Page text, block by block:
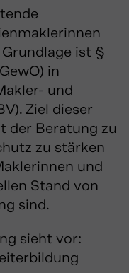
ist §
in
und
Ziel dieser
der Beratung zu
zu stärken
und
Stand von
sind.
sieht vor: